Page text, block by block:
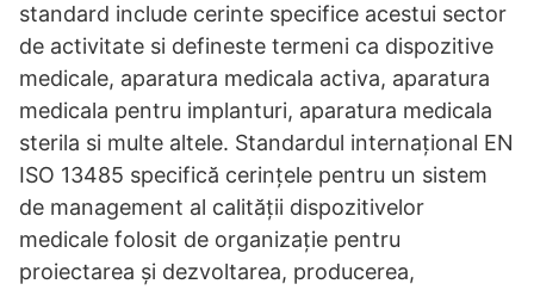
standard include cerinte specifice acestui sector
de activitate si defineste termeni ca dispozitive
medicale, aparatura medicala activa, aparatura
medicala pentru implanturi, aparatura medicala
sterila si multe altele. Standardul internațional EN
ISO 13485 specifică cerințele pentru un sistem
de management al calității dispozitivelor
medicale folosit de organizație pentru
proiectarea și dezvoltarea, producerea,